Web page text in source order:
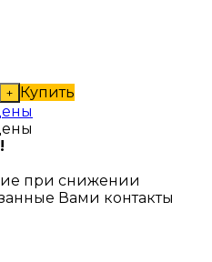
+ Купить
при снижении
Вами контакты